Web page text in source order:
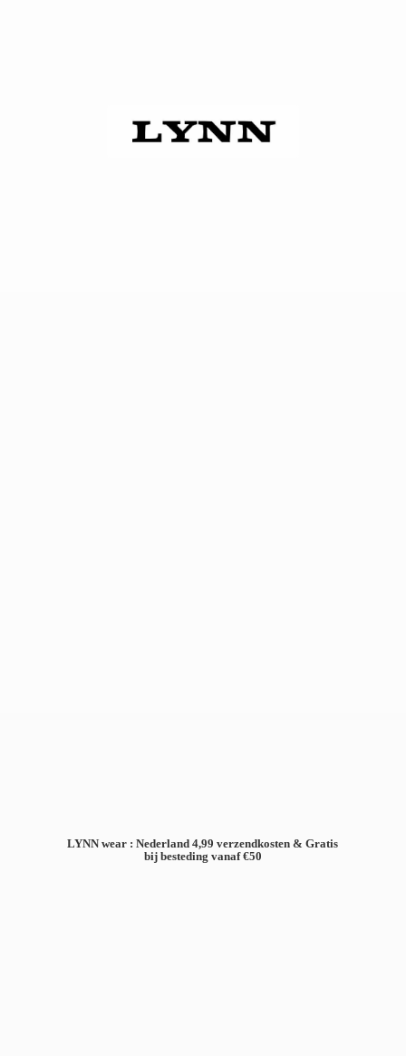
LYNN wear : Nederland 4,99 verzendkosten & Gratis
bij besteding vanaf €50